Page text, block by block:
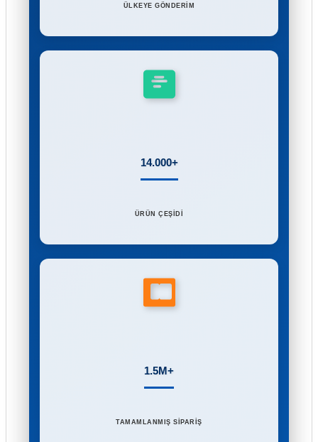
ÜLKEYE GÖNDERİM
14.000+
ÜRÜN ÇEŞİDİ
1.5M+
TAMAMLANMIŞ SİPARİŞ